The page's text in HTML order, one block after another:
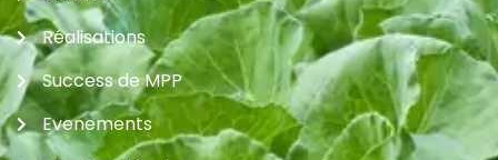
Réalisations
Success de MPP
Evenements